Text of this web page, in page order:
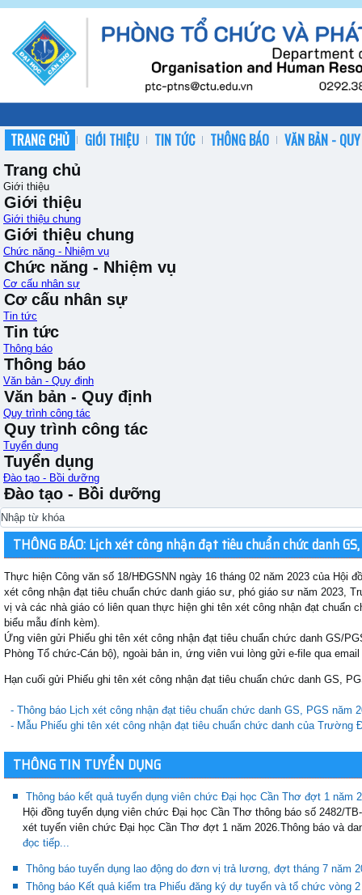
TRANG CHỦ GIỚI THIỆU TIN TỨC THÔNG BÁO VĂN BẢN -
Trang chủ
Giới thiệu
Giới thiệu
Giới thiệu chung
Giới thiệu chung
Chức năng - Nhiệm vụ
Chức năng - Nhiệm vụ
Cơ cấu nhân sự
Cơ cấu nhân sự
Tin tức
Tin tức
Thông báo
Thông báo
Văn bản - Quy định
Văn bản - Quy định
Quy trình công tác
Quy trình công tác
Tuyển dụng
Tuyển dụng
Đào tạo - Bồi dưỡng
Đào tạo - Bồi dưỡng
THÔNG BÁO: Lịch xét công nhận đạt tiêu chuẩn chức danh
Thực hiện Công văn số 18/HĐGSNN ngày 16 tháng 02 năm 2023 của Hội
xét công nhận đạt tiêu chuẩn chức danh giáo sư, phó giáo sư năm 2023,
vị và các nhà giáo có liên quan thực hiện ghi tên xét công nhận đạt chuẩn
biểu mẫu đính kèm).
Ứng viên gửi Phiếu ghi tên xét công nhận đạt tiêu chuẩn chức danh GS/
Phòng Tổ chức-Cán bộ), ngoài bản in, ứng viên vui lòng gửi e-file qua
Hạn cuối gửi Phiếu ghi tên xét công nhận đạt tiêu chuẩn chức danh GS,
- Thông báo Lịch xét công nhận đạt tiêu chuẩn chức danh GS, PGS năm
- Mẫu Phiếu ghi tên xét công nhận đạt tiêu chuẩn chức danh của Trường
THÔNG TIN TUYỂN DỤNG
Thông báo kết quả tuyển dụng viên chức Đại học Cần Thơ đợt 1 năm
Hội đồng tuyển dụng viên chức Đại học Cần Thơ thông báo số 2482/
xét tuyển viên chức Đại học Cần Thơ đợt 1 năm 2026.Thông báo và
đọc tiếp...
Thông báo tuyển dụng lao động do đơn vị trả lương, đợt tháng 7 năm
Thông báo Kết quả kiểm tra Phiếu đăng ký dự tuyển và tổ chức